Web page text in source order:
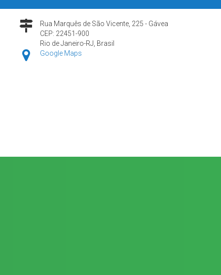
Rua Marquês de São Vicente, 225 - Gávea
CEP: 22451-900
Rio de Janeiro-RJ, Brasil
Google Maps